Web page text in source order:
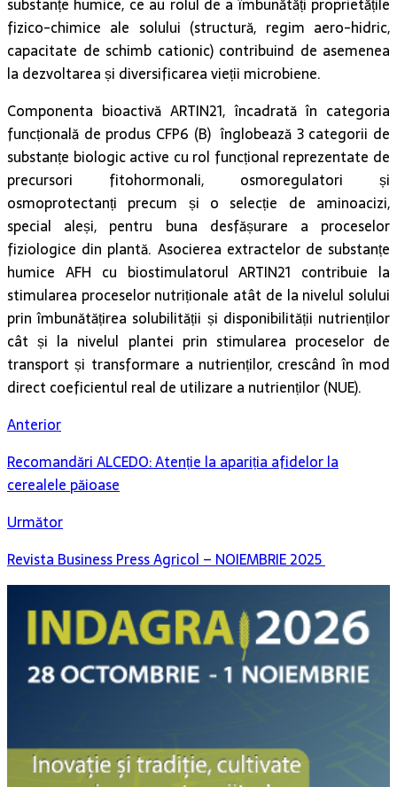
capacitate de schimb cationic) contribuind de asemenea
la dezvoltarea și diversificarea vieții microbiene.
Componenta bioactivă ARTIN21, încadrată în categoria
funcțională de produs CFP6 (B) înglobează 3 categorii de
substanțe biologic active cu rol funcțional reprezentate de
precursori fitohormonali, osmoregulatori și
osmoprotectanți precum și o selecție de aminoacizi,
special aleși, pentru buna desfășurare a proceselor
fiziologice din plantă. Asocierea extractelor de substanțe
humice AFH cu biostimulatorul ARTIN21 contribuie la
stimularea proceselor nutriționale atât de la nivelul solului
prin îmbunătățirea solubilității și disponibilității nutrienților
cât și la nivelul plantei prin stimularea proceselor de
transport și transformare a nutrienților, crescând în mod
direct coeficientul real de utilizare a nutrienților (NUE).
Anterior
Recomandări ALCEDO: Atenție la apariția afidelor la
cerealele păioase
Următor
Revista Business Press Agricol – NOIEMBRIE 2025